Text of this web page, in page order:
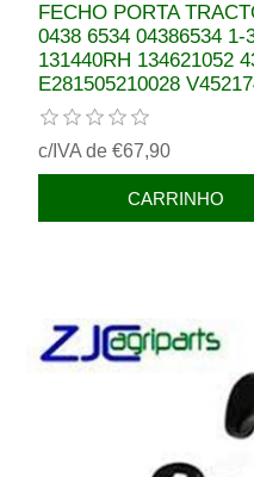
FECHO PORTA
0438 6534 04386534 1-
131440RH 134621052
E281505210028
c/IVA de €67,90